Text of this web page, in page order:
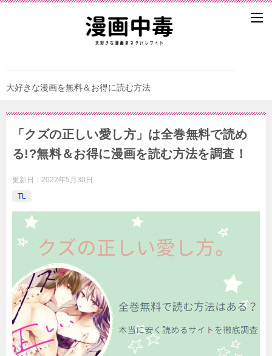
大好きな漫画を無料＆お得に読む方法
「クズの正しい愛し方」は全巻無料で読め
る!?無料＆お得に漫画を読む⽅法を調査！
更新日： 2022年5月30日
TL